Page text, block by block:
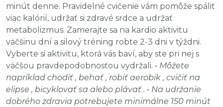
minút denne. Pravidelné cvičenie vám pomôže spáliť
viac kalórií, udržať si zdravé srdce a udržať
metabolizmus. Zamerajte sa na kardio aktivitu
väčšinu dní a silový tréning robte 2-3 dni v týždni.
Vyberte si aktivitu, ktorá vás baví, aby ste pri nej s
väčšou pravdepodobnosťou vydržali. • Môžete
napríklad chodiť , behať , robiť aerobik , cvičiť na
elipse , bicyklovať sa alebo plávať . • Na udržanie
dobrého zdravia potrebujete minimálne 150 minút